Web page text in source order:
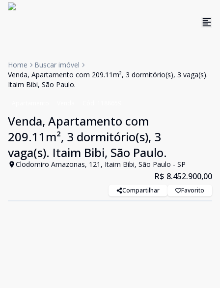
Home
Buscar imóvel
Venda, Apartamento com 209.11m², 3 dormitório(s), 3 vaga(s).
Itaim Bibi, São Paulo.
Venda, Apartamento com
209.11m², 3 dormitório(s), 3
vaga(s). Itaim Bibi, São Paulo.
Clodomiro Amazonas, 121, Itaim Bibi, São Paulo - SP
R$ 8.452.900,00
Compartilhar Favorito